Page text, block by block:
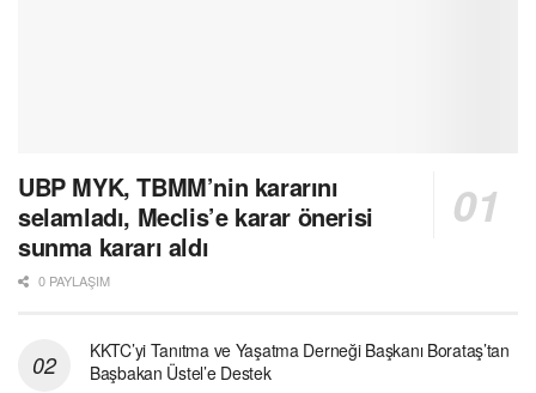
UBP MYK, TBMM’nin kararını
selamladı, Meclis’e karar önerisi
sunma kararı aldı
0 PAYLAŞIM
KKTC’yi Tanıtma ve Yaşatma Derneği Başkanı Borataş’tan
Başbakan Üstel’e Destek